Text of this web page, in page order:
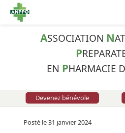
ASSOCIATION N
P
EN PHARMACIE
Devenez bénévole
Posté le 31 janvier 2024